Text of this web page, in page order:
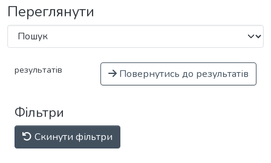
Переглянути
результатів Повернутись до результатів
Фільтри
Скинути фільтри